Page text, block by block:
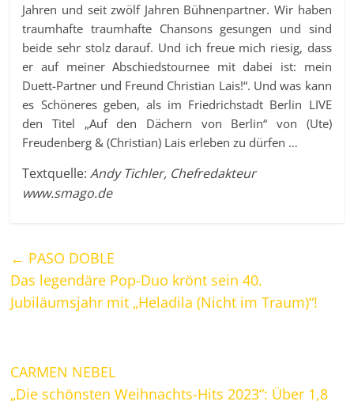
Jahren und seit zwölf Jahren Bühnenpartner. Wir haben
traumhafte traumhafte Chansons gesungen und sind
beide sehr stolz darauf. Und ich freue mich riesig, dass
er auf meiner Abschiedstournee mit dabei ist: mein
Duett-Partner und Freund Christian Lais!“. Und was kann
es Schöneres geben, als im Friedrichstadt Berlin LIVE
den Titel „Auf den Dächern von Berlin“ von (Ute)
Freudenberg & (Christian) Lais erleben zu dürfen …
Textquelle:Andy Tichler, Chefredakteur
www.smago.de
← PASO DOBLE
Das legendäre Pop-Duo krönt sein 40.
Jubiläumsjahr mit „Heladila (Nicht im Traum)“!
CARMEN NEBEL
„Die schönsten Weihnachts-Hits 2023“: Über 1,8